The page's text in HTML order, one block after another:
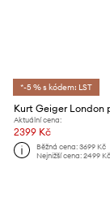
*-5 % s kódem: LST
Aktuální cena:
2399 Kč
Běžná cena:3699 Kč
Nejnižší cena:2499 Kč